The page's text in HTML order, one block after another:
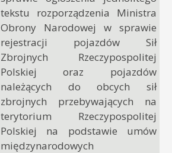
tekstu rozporządzenia Ministra
Obrony Narodowej w sprawie
rejestracji pojazdów Sił
Zbrojnych Rzeczypospolitej
Polskiej oraz pojazdów
należących do obcych sił
zbrojnych przebywających na
terytorium Rzeczypospolitej
Polskiej na podstawie umów
międzynarodowych